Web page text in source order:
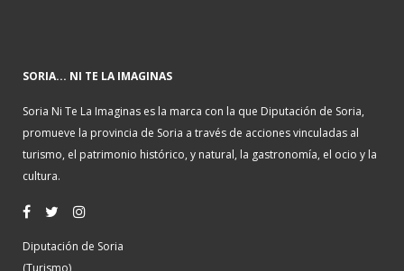
SORIA... NI TE LA IMAGINAS
Soria Ni Te La Imaginas es la marca con la que Diputación de Soria,
promueve la provincia de Soria a través de acciones vinculadas al
turismo, el patrimonio histórico, y natural, la gastronomía, el ocio y la
cultura.
Diputación de Soria